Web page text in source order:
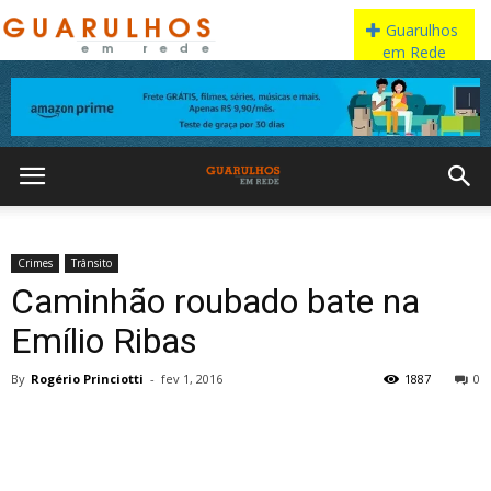
Crimes Trânsito
Caminhão roubado bate na
Emílio Ribas
By Rogério Princiotti - fev 1, 2016 0
1887